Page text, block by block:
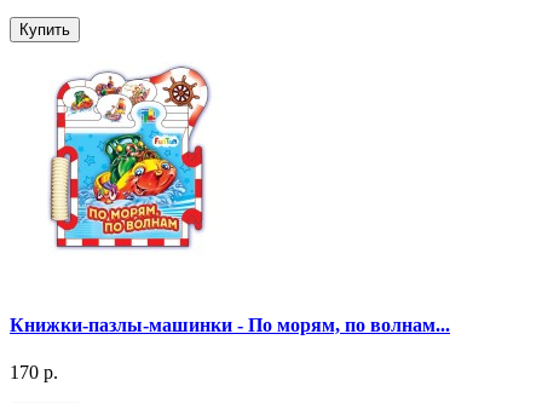
Купить
Книжки-пазлы-машинки - По морям, по волнам...
170 р.